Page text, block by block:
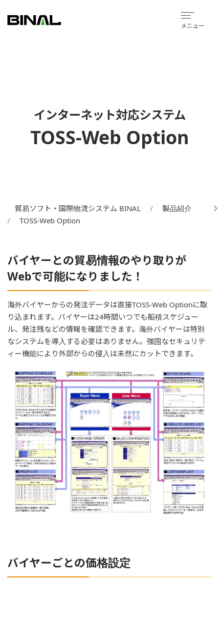
メニュー
インターネット対応システム
TOSS-Web Option
貿易ソフト・国際物流システム BINAL
製品紹介
TOSS-Web Option
バイヤーとの貿易情報のやり取りが
Webで可能になりました！
海外バイヤーからの発注データは直接TOSS-Web Optionに取
り込まれます。バイヤーは24時間いつでも船積スケジュー
ル、発注残などの情報を確認できます。海外バイヤーは特別
なシステムを導入する必要はありません。強固なセキュリテ
ィー機能により外部からの侵入は未然にカットできます。
バイヤーごとの価格設定